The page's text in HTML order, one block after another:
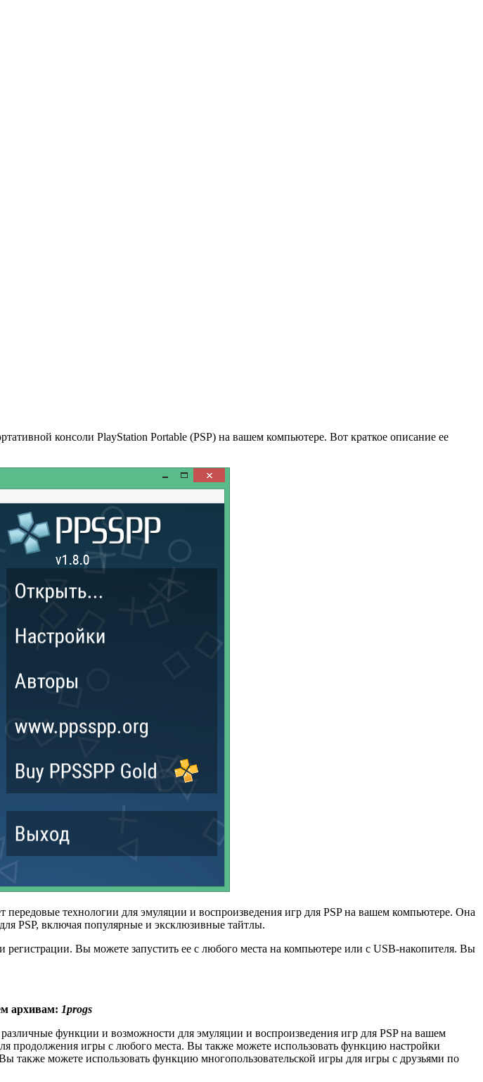
консоли PlayStation Portable (PSP) на вашем компьютере. Вот краткое описание ее
передовые технологии для эмуляции и воспроизведения игр для PSP на вашем компьютере. Она
PSP, включая популярные и эксклюзивные тайтлы.
регистрации. Вы можете запустить ее с любого места на компьютере или с USB-накопителя. Вы
архивам: 1progs
функции и возможности для эмуляции и воспроизведения игр для PSP на вашем
продолжения игры с любого места. Вы также можете использовать функцию настройки
также можете использовать функцию многопользовательской игры для игры с друзьями по